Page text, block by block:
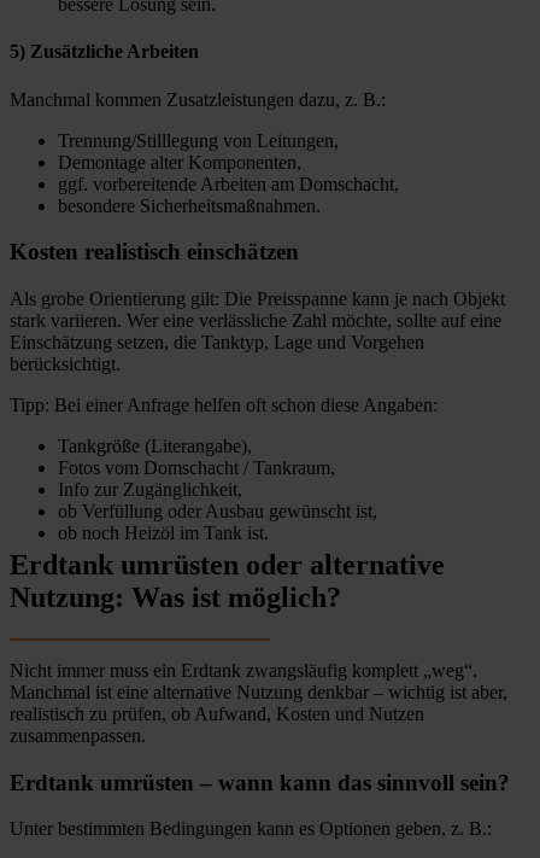
bessere Lösung sein.
5) Zusätzliche Arbeiten
Manchmal kommen Zusatzleistungen dazu, z. B.:
Trennung/Stilllegung von Leitungen,
Demontage alter Komponenten,
ggf. vorbereitende Arbeiten am Domschacht,
besondere Sicherheitsmaßnahmen.
Kosten realistisch einschätzen
Als grobe Orientierung gilt: Die Preisspanne kann je nach Objekt
stark variieren. Wer eine verlässliche Zahl möchte, sollte auf eine
Einschätzung setzen, die Tanktyp, Lage und Vorgehen
berücksichtigt.
Tipp: Bei einer Anfrage helfen oft schon diese Angaben:
Tankgröße (Literangabe),
Fotos vom Domschacht / Tankraum,
Info zur Zugänglichkeit,
ob Verfüllung oder Ausbau gewünscht ist,
ob noch Heizöl im Tank ist.
Erdtank umrüsten oder alternative
Nutzung: Was ist möglich?
Nicht immer muss ein Erdtank zwangsläufig komplett „weg“.
Manchmal ist eine alternative Nutzung denkbar – wichtig ist aber,
realistisch zu prüfen, ob Aufwand, Kosten und Nutzen
zusammenpassen.
Erdtank umrüsten – wann kann das sinnvoll sein?
Unter bestimmten Bedingungen kann es Optionen geben, z. B.: